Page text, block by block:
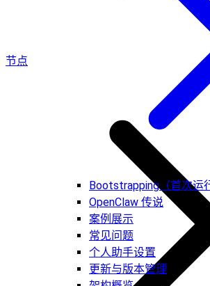
Bootstrapping（首次运
OpenClaw 传说
案例展示
常见问题
个人助手设置
更新与版本管理
节点